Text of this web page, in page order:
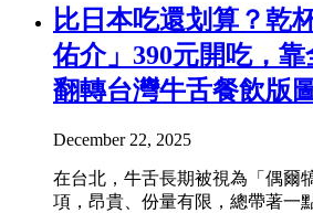
比日本吃還划算？乾
佑介」390元開吃，靠
翻轉台灣牛舌餐飲版圖
December 22, 2025
在台北，牛舌長期被視為「偶爾
項，昂貴、份量有限，總帶著一